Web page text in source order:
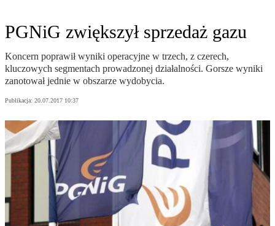
PGNiG zwiększył sprzedaż gazu
Koncern poprawił wyniki operacyjne w trzech, z czerech,
kluczowych segmentach prowadzonej działalności. Gorsze wyniki
zanotował jednie w obszarze wydobycia.
Publikacja: 20.07.2017 10:37